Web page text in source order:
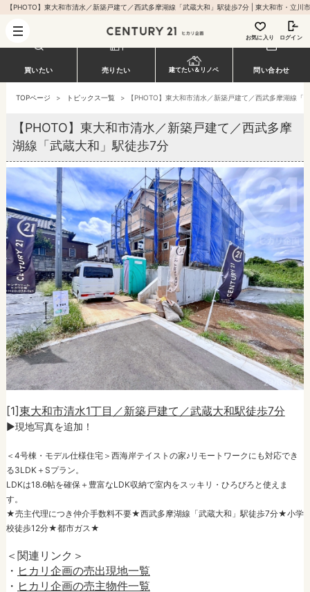
お気に入り ログイン
買いたい 売りたい 建てたい＆リノベ 問い合わせ
TOPページ > トピックス一覧 > 【PHOTO】東大和市清水／新築戸建て／西武多摩湖線「
【PHOTO】東大和市清水／新築戸建て／西武多摩
湖線「武蔵大和」駅徒歩7分
[1]東大和市清水1丁目／新築戸建て／武蔵大和駅徒歩7分
►現地写真を追加！
＜4号棟・モデル仕様住宅＞西海岸テイストの家♪リモートワークにも対応でき
る3LDK＋Sプラン。
LDKは18.6帖を確保＋豊富なLDK収納で室内をスッキリ・ひろびろと使えま
す。
★売主代理につき仲介手数料不要★西武多摩湖線「武蔵大和」駅徒歩7分★小学
校徒歩12分★都市ガス★
＜関連リンク＞
・ ヒカリ企画の売出現地一覧
・ ヒカリ企画の売主物件一覧